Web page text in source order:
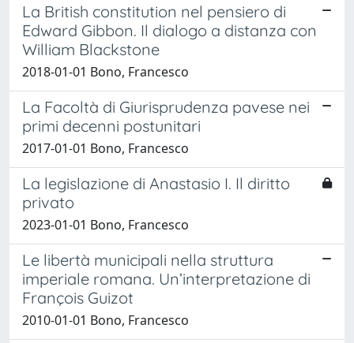
La British constitution nel pensiero di
Edward Gibbon. Il dialogo a distanza con
William Blackstone
2018-01-01 Bono, Francesco
La Facoltà di Giurisprudenza pavese nei
primi decenni postunitari
2017-01-01 Bono, Francesco
La legislazione di Anastasio I. Il diritto
privato
2023-01-01 Bono, Francesco
Le libertà municipali nella struttura
imperiale romana. Un’interpretazione di
François Guizot
2010-01-01 Bono, Francesco